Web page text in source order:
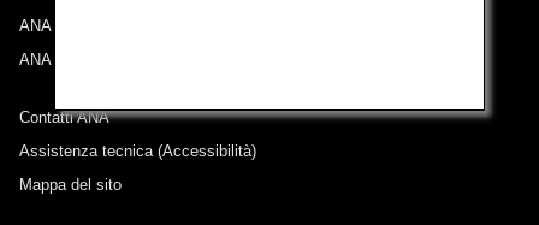
ANA Experience
ANA Mileage Club
Contatti ANA
Assistenza tecnica (Accessibilità)
Mappa del sito